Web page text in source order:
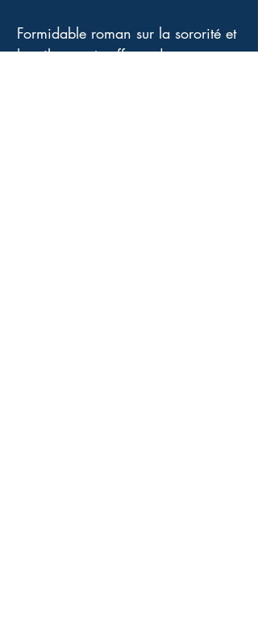
Formidable roman sur la sororité et
les silences étouffants de